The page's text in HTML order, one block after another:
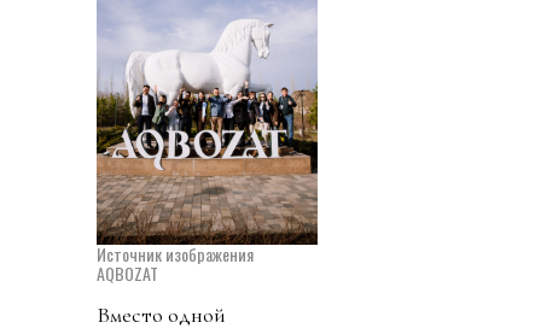
Источник изображения
AQBOZAT
Вместо одной